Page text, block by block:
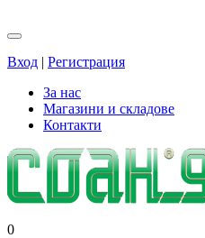
Вход | Регистрация
За нас
Магазини и складове
Контакти
0